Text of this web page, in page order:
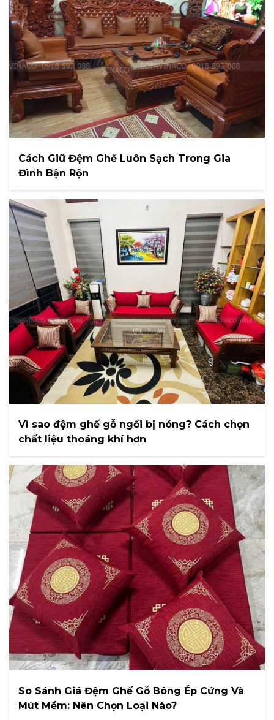
Cách Giữ Đệm Ghế Luôn Sạch Trong Gia
Đình Bận Rộn
Vì sao đệm ghế gỗ ngồi bị nóng? Cách chọn
chất liệu thoáng khí hơn
So Sánh Giá Đệm Ghế Gỗ Bông Ép Cứng Và
Mút Mềm: Nên Chọn Loại Nào?